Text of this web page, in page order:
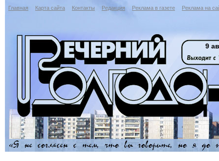
Главная Карта сайта Контакты Редакция Реклама в газете Реклама на
9